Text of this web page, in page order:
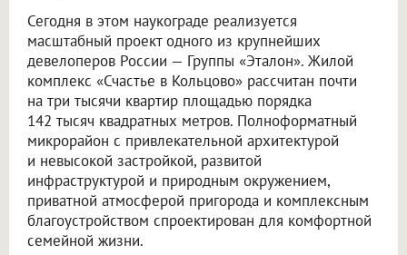
Сегодня в этом наукограде реализуется
масштабный проект одного из крупнейших
девелоперов России — Группы «Эталон». Жилой
комплекс «Счастье в Кольцово» рассчитан почти
на три тысячи квартир площадью порядка
142 тысяч квадратных метров. Полноформатный
микрорайон с привлекательной архитектурой
и невысокой застройкой, развитой
инфраструктурой и природным окружением,
приватной атмосферой пригорода и комплексным
благоустройством спроектирован для комфортной
семейной жизни.